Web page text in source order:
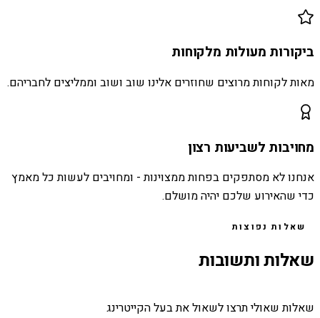
ביקורות מעולות מלקוחות
מאות לקוחות מרוצים שחוזרים אלינו שוב ושוב וממליצים לחבריהם.
מחויבות לשביעות רצון
אנחנו לא מסתפקים בפחות ממצוינות - ומחויבים לעשות כל מאמץ
כדי שהאירוע שלכם יהיה מושלם.
שאלות נפוצות
שאלות ותשובות
שאלות שאולי תרצו לשאול את בעל הקייטרינג